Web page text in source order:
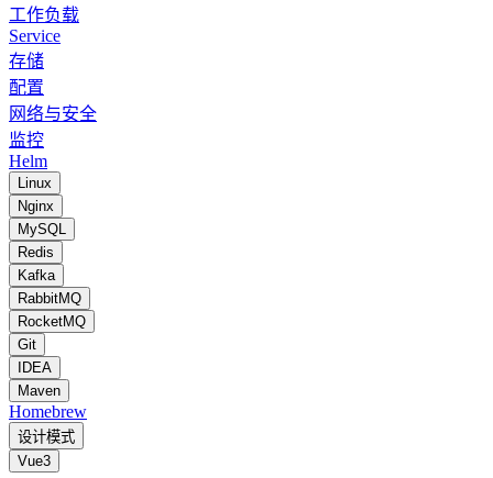
工作负载
Service
存储
配置
网络与安全
监控
Helm
Linux
Nginx
MySQL
Redis
Kafka
RabbitMQ
RocketMQ
Git
IDEA
Maven
Homebrew
设计模式
Vue3